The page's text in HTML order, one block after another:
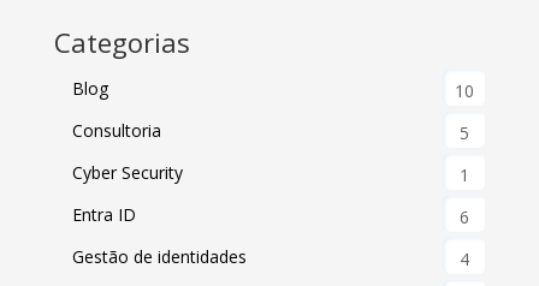
Categorias
Blog
10
Consultoria
5
Cyber Security
1
Entra ID
6
Gestão de identidades
4